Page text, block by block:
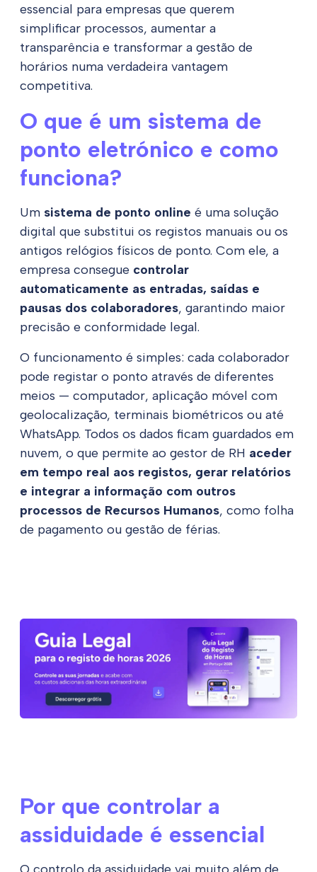
essencial para empresas que querem
simplificar processos, aumentar a
transparência e transformar a gestão de
horários numa verdadeira vantagem
competitiva.
O que é um sistema de
ponto eletrónico e como
funciona?
Um sistema de ponto online é uma solução
digital que substitui os registos manuais ou os
antigos relógios físicos de ponto. Com ele, a
empresa consegue controlar
automaticamente as entradas, saídas e
pausas dos colaboradores, garantindo maior
precisão e conformidade legal.
O funcionamento é simples: cada colaborador
pode registar o ponto através de diferentes
meios — computador, aplicação móvel com
geolocalização, terminais biométricos ou até
WhatsApp. Todos os dados ficam guardados em
nuvem, o que permite ao gestor de RH aceder
em tempo real aos registos, gerar relatórios
e integrar a informação com outros
processos de Recursos Humanos, como folha
de pagamento ou gestão de férias.
Por que controlar a
assiduidade é essencial